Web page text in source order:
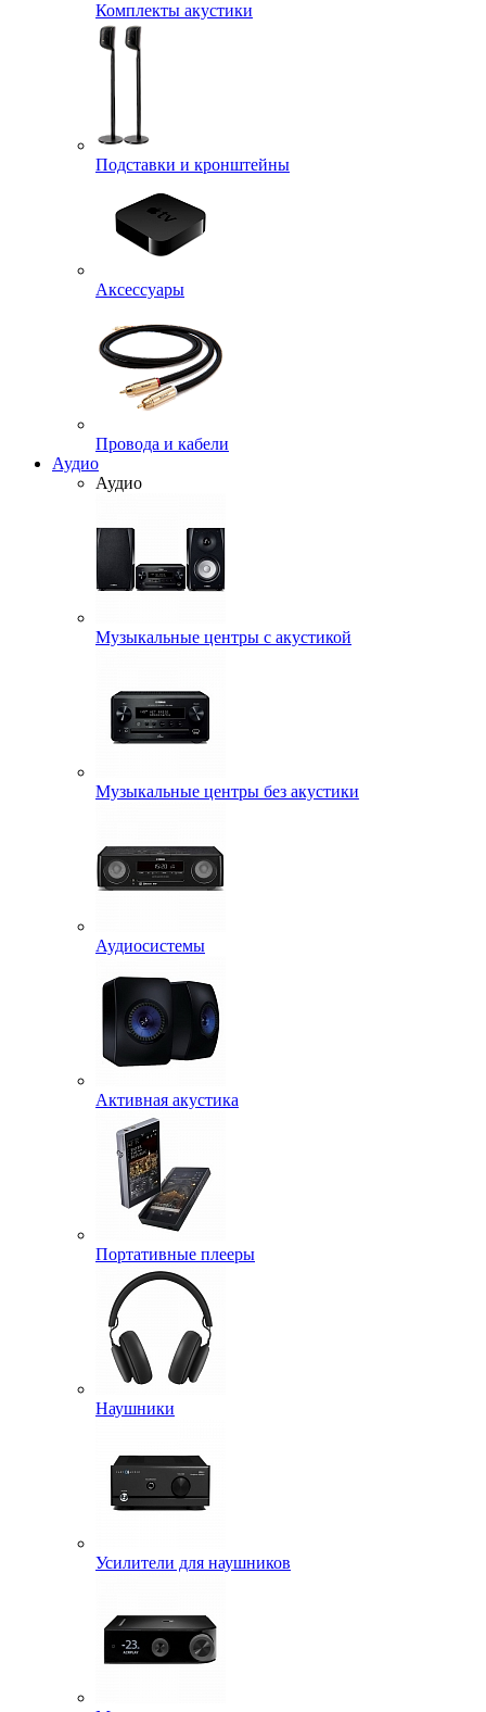
Комплекты акустики
Подставки и кронштейны
Аксессуары
Провода и кабели
Аудио
Аудио
Музыкальные центры с акустикой
Музыкальные центры без акустики
Аудиосистемы
Активная акустика
Портативные плееры
Наушники
Усилители для наушников